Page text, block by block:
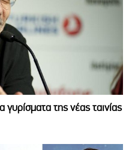
της νέας ταινίας